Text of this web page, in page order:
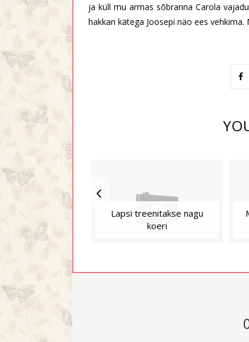
ja küll mu armas sõbranna Carola
hakkan kätega Joosepi näo ees
Lapsi treenitakse nagu
koeri